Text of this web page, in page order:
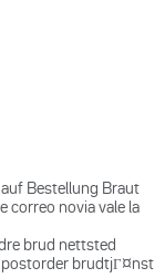
Bestellung Braut
correo novia vale la
brud nettsted
brudtjГ¤nst